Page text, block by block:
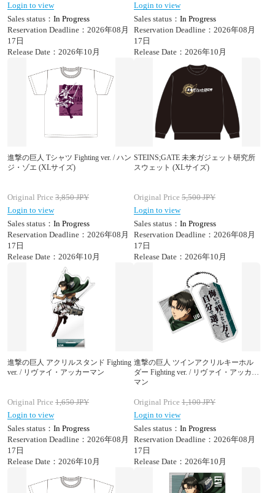
Login to view
Sales status： In Progress
Reservation Deadline：2026年08月
17日
Release Date：2026年10月
Login to view
Sales status： In Progress
Reservation Deadline：2026年08月
17日
Release Date：2026年10月
進撃の巨人 Tシャツ Fighting ver. / ハン
ジ・ゾエ (XLサイズ)
Original Price 3,850JPY
Login to view
Sales status： In Progress
Reservation Deadline：2026年08月
17日
Release Date：2026年10月
STEINS;GATE 未来ガジェット研究所
スウェット (XLサイズ)
Original Price 5,500JPY
Login to view
Sales status： In Progress
Reservation Deadline：2026年08月
17日
Release Date：2026年10月
進撃の巨人 アクリルスタンド Fighting
ver. / リヴァイ・アッカーマン
Original Price 1,650JPY
Login to view
Sales status： In Progress
Reservation Deadline：2026年08月
17日
Release Date：2026年10月
進撃の巨人 ツインアクリルキーホル
ダー Fighting ver. / リヴァイ・アッカー
マン
Original Price 1,100JPY
Login to view
Sales status： In Progress
Reservation Deadline：2026年08月
17日
Release Date：2026年10月